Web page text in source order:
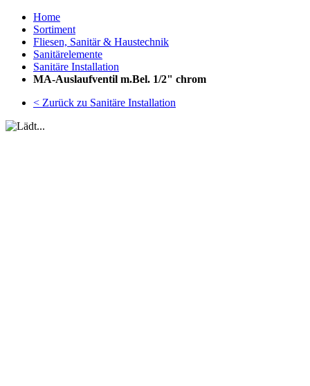
Home
Sortiment
Fliesen, Sanitär & Haustechnik
Sanitärelemente
Sanitäre Installation
MA-Auslaufventil m.Bel. 1/2" chrom
< Zurück zu Sanitäre Installation